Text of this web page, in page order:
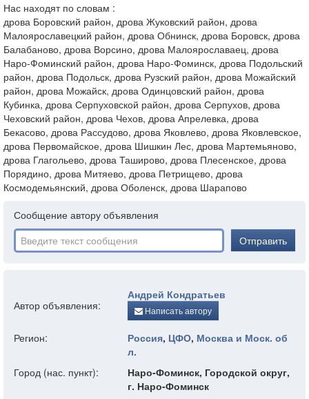
Нас находят по словам :
дрова Боровский район, дрова Жуковский район, дрова
Малоярославецкий район, дрова Обнинск, дрова Боровск, дрова
Балабаново, дрова Ворсино, дрова Малоярославаец, дрова
Наро-Фоминский район, дрова Наро-Фоминск, дрова Подольский
район, дрова Подольск, дрова Рузский район, дрова Можайский
район, дрова Можайск, дрова Одинцовский район, дрова
Кубинка, дрова Серпуховской район, дрова Серпухов, дрова
Чеховский район, дрова Чехов, дрова Апрелевка, дрова
Бекасово, дрова Рассудово, дрова Яковлево, дрова Яковлевское,
дрова Первомайское, дрова Шишкин Лес, дрова Мартемьяново,
дрова Глагольево, дрова Таширово, дрова Плесенское, дрова
Порядино, дрова Митяево, дрова Петрищево, дрова
Космодемьянский, дрова Оболенск, дрова Шарапово
Сообщение автору объявления
Отправить
Автор объявления:
Андрей Кондратьев
Написать автору
Регион: Россия, ЦФО, Москва и Моск. об
л.
Город (нас. пункт):
Наро-Фоминск, Городской округ,
г. Наро-Фоминск